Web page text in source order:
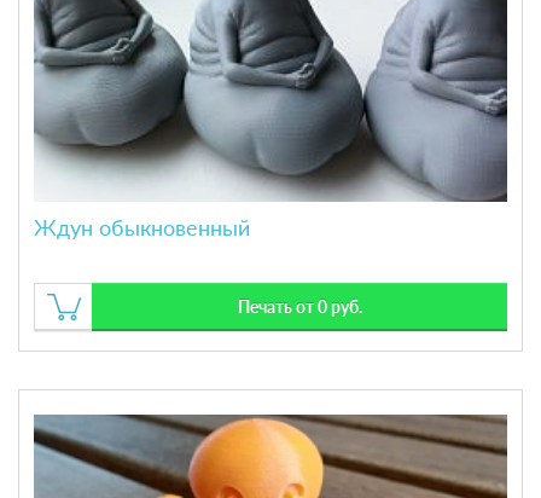
Ждун обыкновенный
Печать от 0 руб.